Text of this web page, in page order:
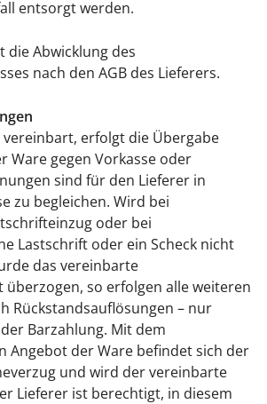
entsorgt werden.
die Abwicklung des
nach den AGB des Lieferers.
vereinbart, erfolgt die Übergabe
Ware gegen Vorkasse oder
sind für den Lieferer in
zu begleichen. Wird bei
oder bei
Lastschrift oder ein Scheck nicht
das vereinbarte
so erfolgen alle weiteren
Rückstandsauflösungen – nur
Barzahlung. Mit dem
Angebot der Ware befindet sich der
und wird der vereinbarte
Lieferer ist berechtigt, in diesem